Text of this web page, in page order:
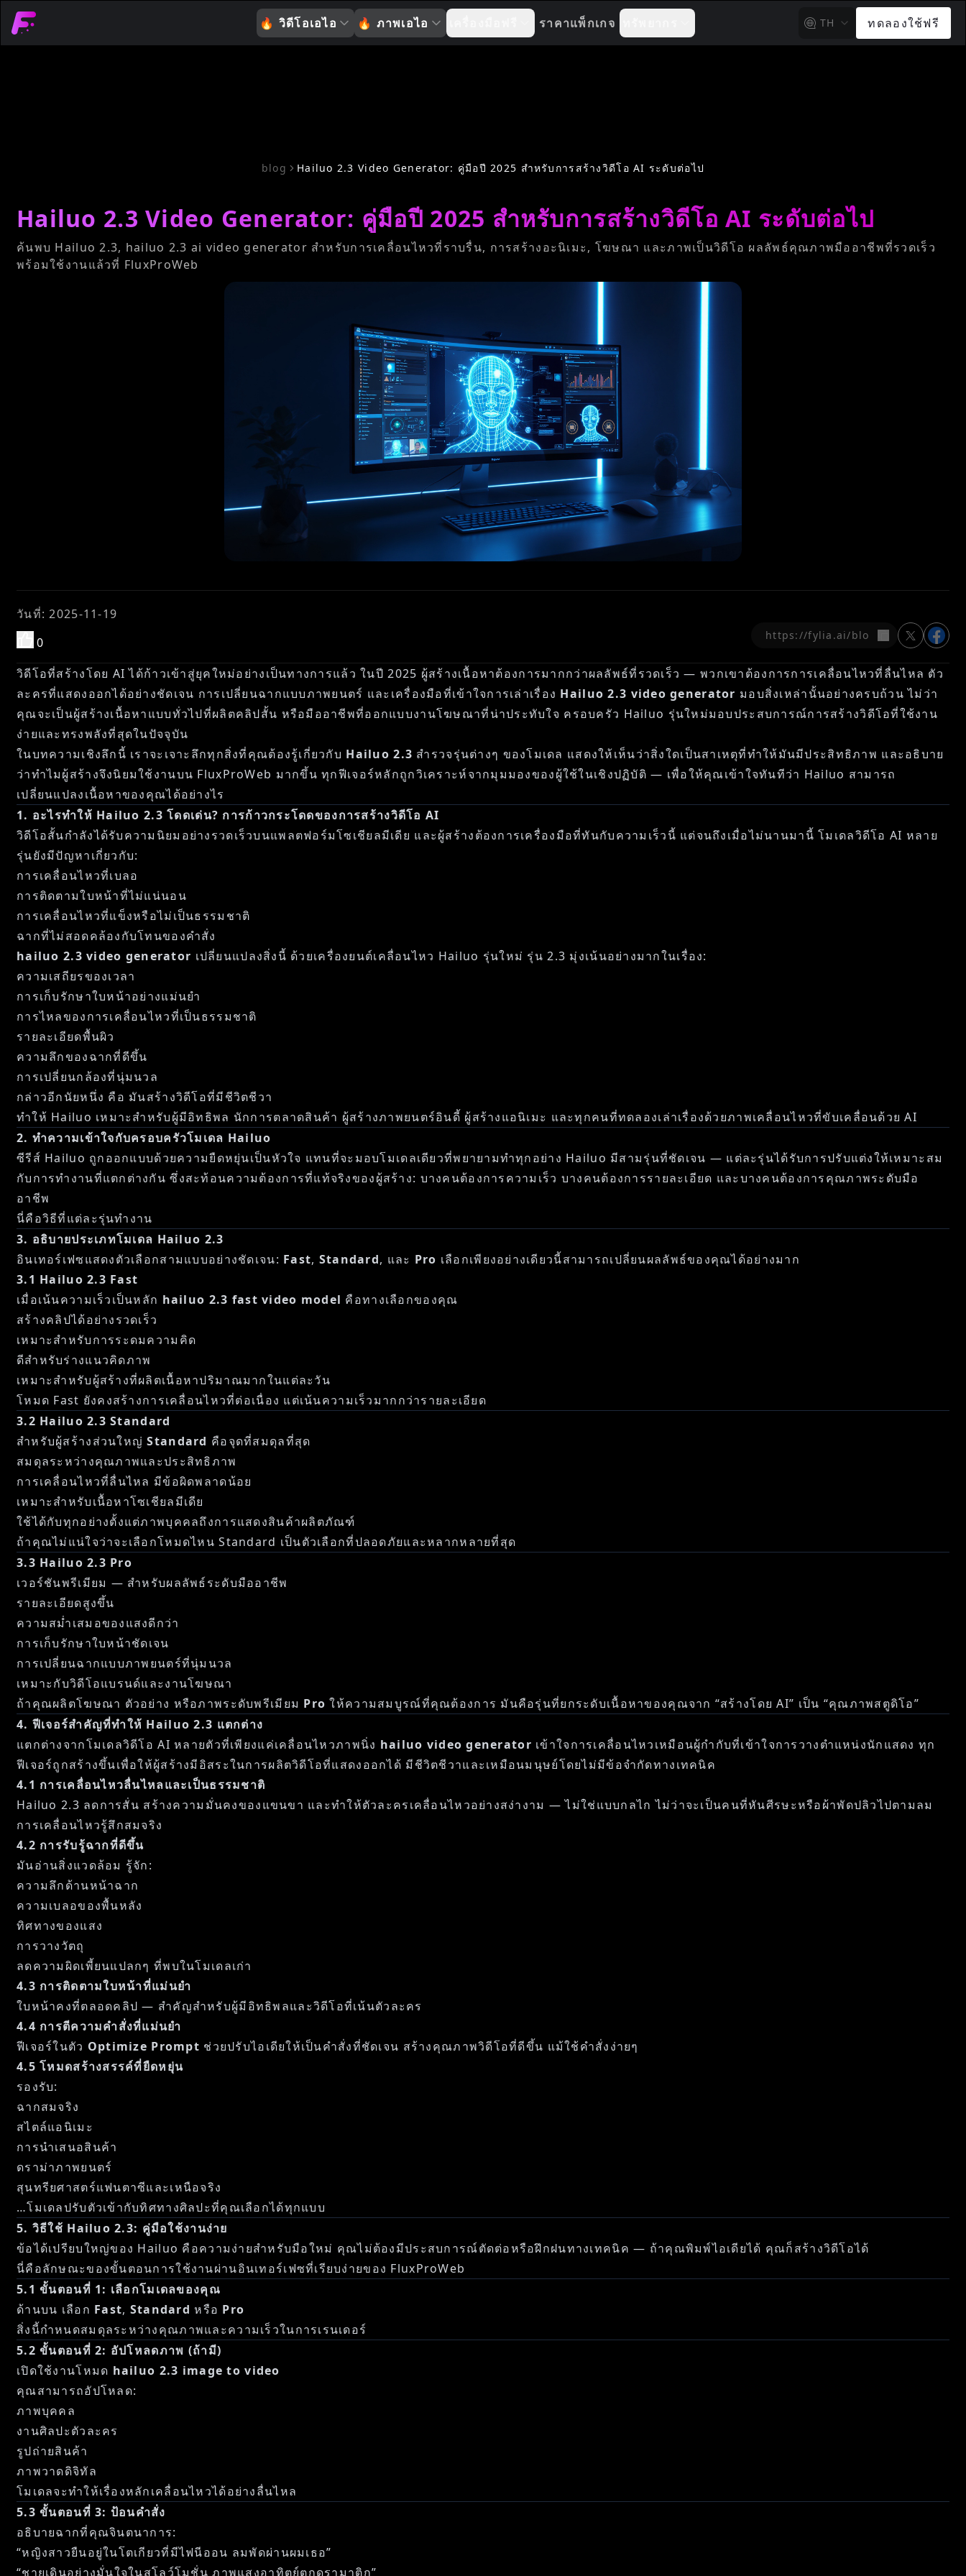
🔥 วิดีโอเอไอ 🔥 ภาพเอไอ ราคาแพ็กเกจ TH ทดลองใช้ฟรี
blog Hailuo 2.3 Video Generator: คู่มือปี 2025 สำหรับการสร้างวิดีโอ AI ระดับต่อไป
Hailuo 2.3 Video Generator: คู่มือปี 2025 สำหรับการสร้างวิดีโอ AI ระดับต่อไป
ค้นพบ Hailuo 2.3, hailuo 2.3 ai video generator สำหรับการเคลื่อนไหวที่ราบรื่น, การสร้างอะนิเมะ, โฆษณา และภาพเป็นวิดีโอ ผลลัพธ์คุณภาพมืออาชีพที่รวดเร็ว
พร้อมใช้งานแล้วที่ FluxProWeb
วันที่:2025-11-19
0
คัดลอก
วิดีโอที่สร้างโดย AI ได้ก้าวเข้าสู่ยุคใหม่อย่างเป็นทางการแล้ว ในปี 2025 ผู้สร้างเนื้อหาต้องการมากกว่าผลลัพธ์ที่รวดเร็ว — พวกเขาต้องการการเคลื่อนไหวที่ลื่นไหล ตัว
ละครที่แสดงออกได้อย่างชัดเจน การเปลี่ยนฉากแบบภาพยนตร์ และเครื่องมือที่เข้าใจการเล่าเรื่อง Hailuo 2.3 video generator มอบสิ่งเหล่านั้นอย่างครบถ้วน ไม่ว่า
คุณจะเป็นผู้สร้างเนื้อหาแบบทั่วไปที่ผลิตคลิปสั้น หรือมืออาชีพที่ออกแบบงานโฆษณาที่น่าประทับใจ ครอบครัว Hailuo รุ่นใหม่มอบประสบการณ์การสร้างวิดีโอที่ใช้งาน
ง่ายและทรงพลังที่สุดในปัจจุบัน
ในบทความเชิงลึกนี้ เราจะเจาะลึกทุกสิ่งที่คุณต้องรู้เกี่ยวกับ Hailuo 2.3 สำรวจรุ่นต่างๆ ของโมเดล แสดงให้เห็นว่าสิ่งใดเป็นสาเหตุที่ทำให้มันมีประสิทธิภาพ และอธิบาย
ว่าทำไมผู้สร้างจึงนิยมใช้งานบน FluxProWeb มากขึ้น ทุกฟีเจอร์หลักถูกวิเคราะห์จากมุมมองของผู้ใช้ในเชิงปฏิบัติ — เพื่อให้คุณเข้าใจทันทีว่า Hailuo สามารถ
เปลี่ยนแปลงเนื้อหาของคุณได้อย่างไร
1. อะไรทำให้ Hailuo 2.3 โดดเด่น? การก้าวกระโดดของการสร้างวิดีโอ AI
วิดีโอสั้นกำลังได้รับความนิยมอย่างรวดเร็วบนแพลตฟอร์มโซเชียลมีเดีย และผู้สร้างต้องการเครื่องมือที่ทันกับความเร็วนี้ แต่จนถึงเมื่อไม่นานมานี้ โมเดลวิดีโอ AI หลาย
รุ่นยังมีปัญหาเกี่ยวกับ:
การเคลื่อนไหวที่เบลอ
การติดตามใบหน้าที่ไม่แน่นอน
การเคลื่อนไหวที่แข็งหรือไม่เป็นธรรมชาติ
ฉากที่ไม่สอดคล้องกับโทนของคำสั่ง
hailuo 2.3 video generator เปลี่ยนแปลงสิ่งนี้ ด้วยเครื่องยนต์เคลื่อนไหว Hailuo รุ่นใหม่ รุ่น 2.3 มุ่งเน้นอย่างมากในเรื่อง:
ความเสถียรของเวลา
การเก็บรักษาใบหน้าอย่างแม่นยำ
การไหลของการเคลื่อนไหวที่เป็นธรรมชาติ
รายละเอียดพื้นผิว
ความลึกของฉากที่ดีขึ้น
การเปลี่ยนกล้องที่นุ่มนวล
กล่าวอีกนัยหนึ่ง คือ มันสร้างวิดีโอที่มีชีวิตชีวา
ทำให้ Hailuo เหมาะสำหรับผู้มีอิทธิพล นักการตลาดสินค้า ผู้สร้างภาพยนตร์อินดี้ ผู้สร้างแอนิเมะ และทุกคนที่ทดลองเล่าเรื่องด้วยภาพเคลื่อนไหวที่ขับเคลื่อนด้วย AI
2. ทำความเข้าใจกับครอบครัวโมเดล Hailuo
ซีรีส์ Hailuo ถูกออกแบบด้วยความยืดหยุ่นเป็นหัวใจ แทนที่จะมอบโมเดลเดียวที่พยายามทำทุกอย่าง Hailuo มีสามรุ่นที่ชัดเจน — แต่ละรุ่นได้รับการปรับแต่งให้เหมาะสม
กับการทำงานที่แตกต่างกัน ซึ่งสะท้อนความต้องการที่แท้จริงของผู้สร้าง: บางคนต้องการความเร็ว บางคนต้องการรายละเอียด และบางคนต้องการคุณภาพระดับมือ
อาชีพ
นี่คือวิธีที่แต่ละรุ่นทำงาน
3. อธิบายประเภทโมเดล Hailuo 2.3
อินเทอร์เฟซแสดงตัวเลือกสามแบบอย่างชัดเจน: Fast, Standard, และ Pro เลือกเพียงอย่างเดียวนี้สามารถเปลี่ยนผลลัพธ์ของคุณได้อย่างมาก
3.1 Hailuo 2.3 Fast
เมื่อเน้นความเร็วเป็นหลัก hailuo 2.3 fast video model คือทางเลือกของคุณ
สร้างคลิปได้อย่างรวดเร็ว
เหมาะสำหรับการระดมความคิด
ดีสำหรับร่างแนวคิดภาพ
เหมาะสำหรับผู้สร้างที่ผลิตเนื้อหาปริมาณมากในแต่ละวัน
โหมด Fast ยังคงสร้างการเคลื่อนไหวที่ต่อเนื่อง แต่เน้นความเร็วมากกว่ารายละเอียด
3.2 Hailuo 2.3 Standard
สำหรับผู้สร้างส่วนใหญ่Standard คือจุดที่สมดุลที่สุด
สมดุลระหว่างคุณภาพและประสิทธิภาพ
การเคลื่อนไหวที่ลื่นไหล มีข้อผิดพลาดน้อย
เหมาะสำหรับเนื้อหาโซเชียลมีเดีย
ใช้ได้กับทุกอย่างตั้งแต่ภาพบุคคลถึงการแสดงสินค้าผลิตภัณฑ์
ถ้าคุณไม่แน่ใจว่าจะเลือกโหมดไหน Standard เป็นตัวเลือกที่ปลอดภัยและหลากหลายที่สุด
3.3 Hailuo 2.3 Pro
เวอร์ชันพรีเมียม — สำหรับผลลัพธ์ระดับมืออาชีพ
รายละเอียดสูงขึ้น
ความสม่ำเสมอของแสงดีกว่า
การเก็บรักษาใบหน้าชัดเจน
การเปลี่ยนฉากแบบภาพยนตร์ที่นุ่มนวล
เหมาะกับวิดีโอแบรนด์และงานโฆษณา
ถ้าคุณผลิตโฆษณา ตัวอย่าง หรือภาพระดับพรีเมียม Pro ให้ความสมบูรณ์ที่คุณต้องการ มันคือรุ่นที่ยกระดับเนื้อหาของคุณจาก “สร้างโดย AI” เป็น “คุณภาพสตูดิโอ”
4. ฟีเจอร์สำคัญที่ทำให้ Hailuo 2.3 แตกต่าง
แตกต่างจากโมเดลวิดีโอ AI หลายตัวที่เพียงแค่เคลื่อนไหวภาพนิ่ง hailuo video generator เข้าใจการเคลื่อนไหวเหมือนผู้กำกับที่เข้าใจการวางตำแหน่งนักแสดง ทุก
ฟีเจอร์ถูกสร้างขึ้นเพื่อให้ผู้สร้างมีอิสระในการผลิตวิดีโอที่แสดงออกได้ มีชีวิตชีวาและเหมือนมนุษย์โดยไม่มีข้อจำกัดทางเทคนิค
4.1 การเคลื่อนไหวลื่นไหลและเป็นธรรมชาติ
Hailuo 2.3 ลดการสั่น สร้างความมั่นคงของแขนขา และทำให้ตัวละครเคลื่อนไหวอย่างสง่างาม — ไม่ใช่แบบกลไก ไม่ว่าจะเป็นคนที่หันศีรษะหรือผ้าพัดปลิวไปตามลม
การเคลื่อนไหวรู้สึกสมจริง
4.2 การรับรู้ฉากที่ดีขึ้น
มันอ่านสิ่งแวดล้อม รู้จัก:
ความลึกด้านหน้าฉาก
ความเบลอของพื้นหลัง
ทิศทางของแสง
การวางวัตถุ
ลดความผิดเพี้ยนแปลกๆ ที่พบในโมเดลเก่า
4.3 การติดตามใบหน้าที่แม่นยำ
ใบหน้าคงที่ตลอดคลิป — สำคัญสำหรับผู้มีอิทธิพลและวิดีโอที่เน้นตัวละคร
4.4 การตีความคำสั่งที่แม่นยำ
ฟีเจอร์ในตัว Optimize Prompt ช่วยปรับไอเดียให้เป็นคำสั่งที่ชัดเจน สร้างคุณภาพวิดีโอที่ดีขึ้น แม้ใช้คำสั่งง่ายๆ
4.5 โหมดสร้างสรรค์ที่ยืดหยุ่น
รองรับ:
ฉากสมจริง
สไตล์แอนิเมะ
การนำเสนอสินค้า
ดราม่าภาพยนตร์
สุนทรียศาสตร์แฟนตาซีและเหนือจริง
…โมเดลปรับตัวเข้ากับทิศทางศิลปะที่คุณเลือกได้ทุกแบบ
5. วิธีใช้ Hailuo 2.3: คู่มือใช้งานง่าย
ข้อได้เปรียบใหญ่ของ Hailuo คือความง่ายสำหรับมือใหม่ คุณไม่ต้องมีประสบการณ์ตัดต่อหรือฝึกฝนทางเทคนิค — ถ้าคุณพิมพ์ไอเดียได้ คุณก็สร้างวิดีโอได้
นี่คือลักษณะของขั้นตอนการใช้งานผ่านอินเทอร์เฟซที่เรียบง่ายของ FluxProWeb
5.1 ขั้นตอนที่ 1: เลือกโมเดลของคุณ
ด้านบน เลือก Fast, Standard หรือ Pro
สิ่งนี้กำหนดสมดุลระหว่างคุณภาพและความเร็วในการเรนเดอร์
5.2 ขั้นตอนที่ 2: อัปโหลดภาพ (ถ้ามี)
เปิดใช้งานโหมด hailuo 2.3 image to video
คุณสามารถอัปโหลด:
ภาพบุคคล
งานศิลปะตัวละคร
รูปถ่ายสินค้า
ภาพวาดดิจิทัล
โมเดลจะทำให้เรื่องหลักเคลื่อนไหวได้อย่างลื่นไหล
5.3 ขั้นตอนที่ 3: ป้อนคำสั่ง
อธิบายฉากที่คุณจินตนาการ:
“หญิงสาวยืนอยู่ในโตเกียวที่มีไฟนีออน ลมพัดผ่านผมเธอ”
“ชายเดินอย่างมั่นใจในสโลว์โมชั่น ภาพแสงอาทิตย์ตกดรามาติก”